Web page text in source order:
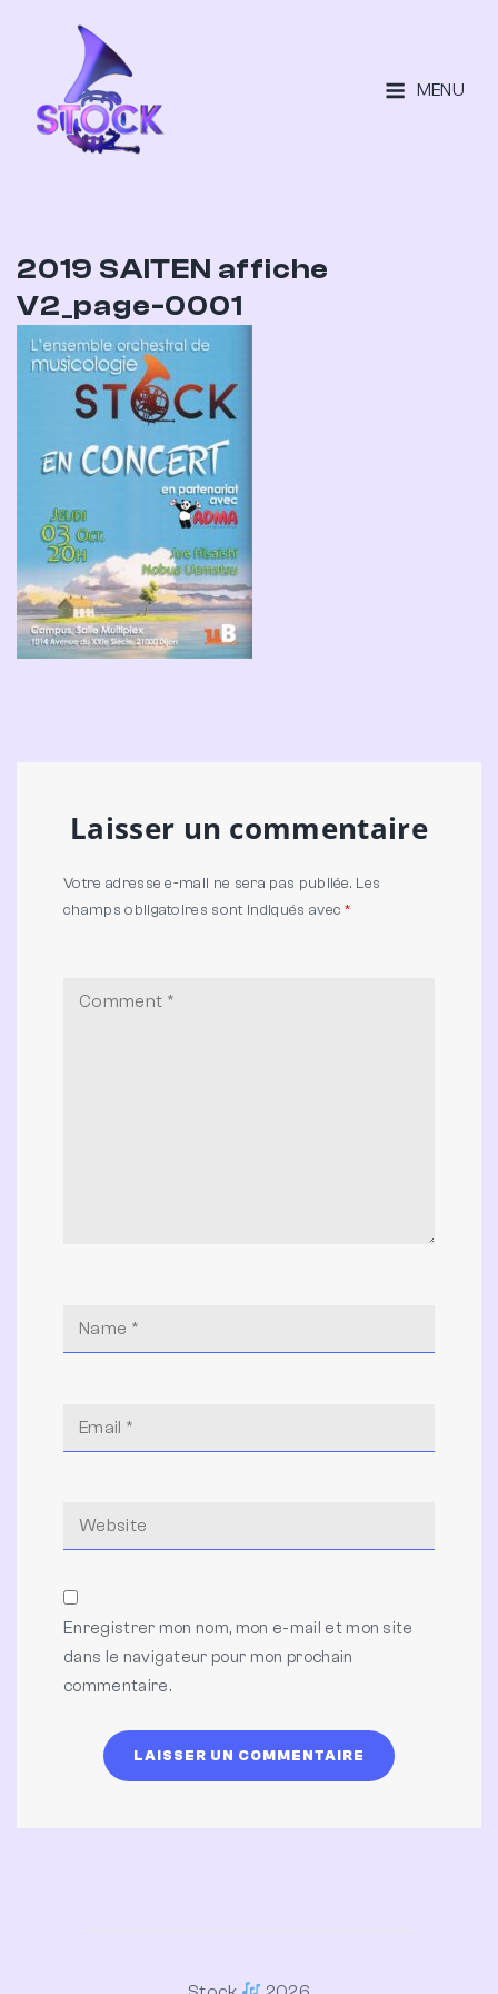
MENU
2019 SAITEN affiche
V2_page-0001
Laisser un commentaire
Votre adresse e-mail ne sera pas publiée. Les
champs obligatoires sont indiqués avec*
Enregistrer mon nom, mon e-mail et mon site
dans le navigateur pour mon prochain
commentaire.